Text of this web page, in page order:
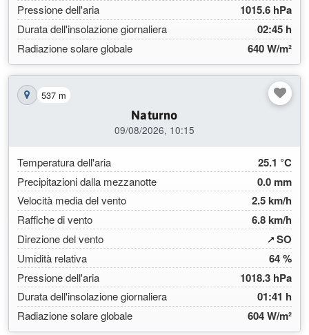
Pressione dell'aria 1015.6 hPa
Durata dell'insolazione giornaliera 02:45 h
Radiazione solare globale 640 W/m²
Mostra la stazione sulla mappa
537 m
Naturno
09/08/2026, 10:15
Temperatura dell'aria 25.1 °C
Precipitazioni dalla mezzanotte 0.0 mm
Velocità media del vento 2.5 km/h
Raffiche di vento 6.8 km/h
Direzione del vento SO
Umidità relativa
64 %
Pressione dell'aria 1018.3 hPa
Durata dell'insolazione giornaliera 01:41 h
Radiazione solare globale 604 W/m²